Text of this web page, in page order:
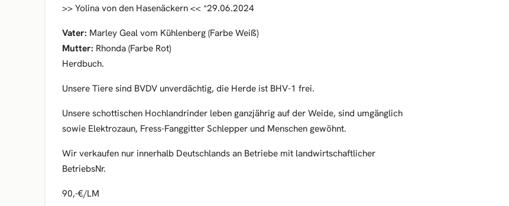
>> Yolina von den Hasenäckern << *29.06.2024
Vater: Marley Geal vom Kühlenberg (Farbe Weiß)
Mutter: Rhonda (Farbe Rot)
Herdbuch.
Unsere Tiere sind BVDV unverdächtig, die Herde ist BHV-1 frei.
Unsere schottischen Hochlandrinder leben ganzjährig auf der Weide, sind umgänglich
sowie Elektrozaun, Fress-Fanggitter Schlepper und Menschen gewöhnt.
Wir verkaufen nur innerhalb Deutschlands an Betriebe mit landwirtschaftlicher
BetriebsNr.
90,-€/LM